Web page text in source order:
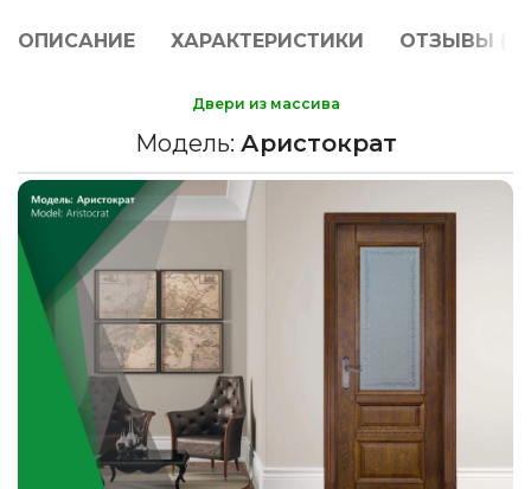
ОПИСАНИЕ ХАРАКТЕРИСТИКИ ОТЗЫВЫ (0)
Двери из массива
Модель: Аристократ